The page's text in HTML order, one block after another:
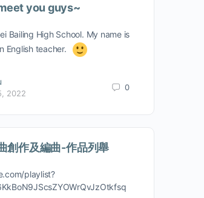
you guys~
Bailing High School. My name is
English teacher.
2022
0
創作及編曲-作品列舉
playlist?